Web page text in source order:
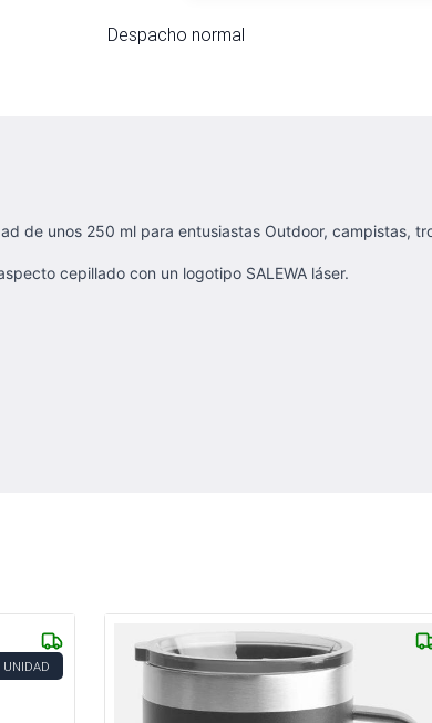
Despacho normal
de unos 250 ml para entusiastas Outdoor, campistas,
cepillado con un logotipo SALEWA láser.
UNIDAD